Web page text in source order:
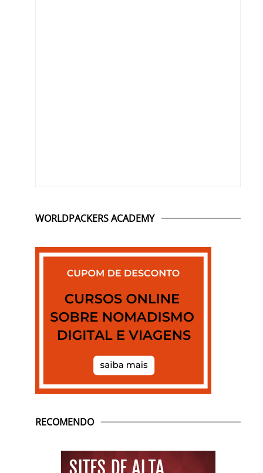
WORLDPACKERS ACADEMY
RECOMENDO